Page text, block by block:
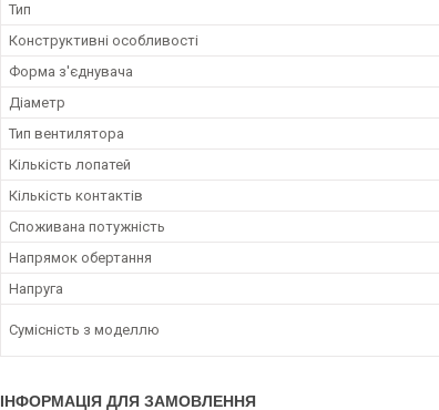
Тип
Конструктивні особливості
Форма з'єднувача
Діаметр
Тип вентилятора
Кількість лопатей
Кількість контактів
Споживана потужність
Напрямок обертання
Напруга
Сумісність з моделлю
ІНФОРМАЦІЯ ДЛЯ ЗАМОВЛЕННЯ